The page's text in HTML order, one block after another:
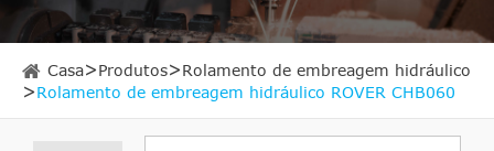
Casa Produtos
Rolamento de embreagem hidráulico
Rolamento de embreagem hidráulico ROVER CHB060